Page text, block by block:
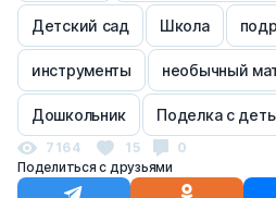
Детский сад Школа
инструменты необычный
Дошкольник Поделка с
7164 15 0
Поделиться с друзьями